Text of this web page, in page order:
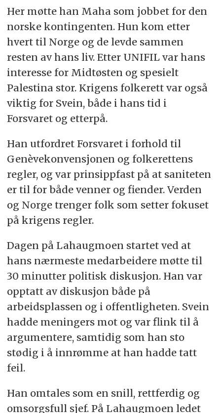
Her møtte han Maha som jobbet for den
norske kontingenten. Hun kom etter
hvert til Norge og de levde sammen
resten av hans liv. Etter UNIFIL var hans
interesse for Midtøsten og spesielt
Palestina stor. Krigens folkerett var også
viktig for Svein, både i hans tid i
Forsvaret og etterpå.
Han utfordret Forsvaret i forhold til
Genèvekonvensjonen og folkerettens
regler, og var prinsippfast på at saniteten
er til for både venner og fiender. Verden
og Norge trenger folk som setter fokuset
på krigens regler.
Dagen på Lahaugmoen startet ved at
hans nærmeste medarbeidere møtte til
30 minutter politisk diskusjon. Han var
opptatt av diskusjon både på
arbeidsplassen og i offentligheten. Svein
hadde meningers mot og var flink til å
argumentere, samtidig som han sto
stødig i å innrømme at han hadde tatt
feil.
Han omtales som en snill, rettferdig og
omsorgsfull sjef. På Lahaugmoen ledet